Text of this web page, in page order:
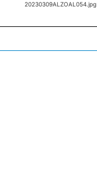
20230309ALZOAL054.jpg